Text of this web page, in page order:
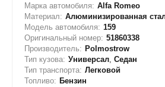
Марка автомобиля: Alfa Romeo
Материал: Алюминизированная
Модель автомобиля: 159
Оригинальный номер: 51860338
Производитель: Polmostrow
Тип кузова: Универсал, Седан
Тип транспорта: Легковой
Топливо: Бензин